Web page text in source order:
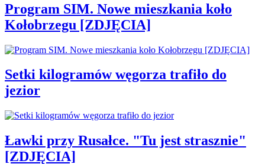
Program SIM. Nowe mieszkania koło
Kołobrzegu [ZDJĘCIA]
Setki kilogramów węgorza trafiło do
jezior
Ławki przy Rusałce. "Tu jest strasznie"
[ZDJĘCIA]